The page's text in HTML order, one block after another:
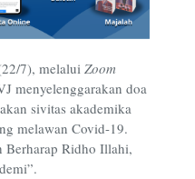
7), melalui Zoom
menyelenggarakan doa
sivitas akademika
melawan Covid-19.
Berharap Ridho Illahi,